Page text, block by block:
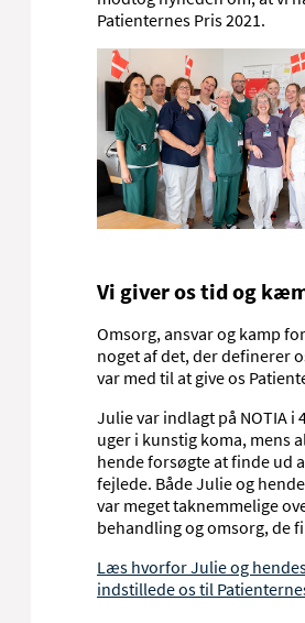
dig
forskellige behov i deres
For at vi kan hjælpe med at
gode rammer for dig, har
vide, hvad du har brug for,
vigtigt for dig. Fortæl os
spørgsmål til det, du er
forstår. Betragt os som din
sparringspartner. Det er i
Pårørende er en
samarbejdspartner
For os er de pårørende en
der på mange områder kan
hjælpe dig igennem
Derfor lytter vi også til dine
vi inviterer dem til et
respekt for både dine og
behov og ressourcer. Vær
at det altid er dig som
vi dermed skal arbejde
Intensivt Afsnit
Patienternes Pris 2021.
Vi giver os tid og
Omsorg, ansvar og kamp
noget af det, der definerer
var med til at give os
Julie var indlagt på NOTIA i
uger i kunstig koma, mens
hende forsøgte at finde ud
fejlede. Både Julie og
var meget taknemmelige
behandling og omsorg, de
Læs hvorfor Julie og
indstillede os til